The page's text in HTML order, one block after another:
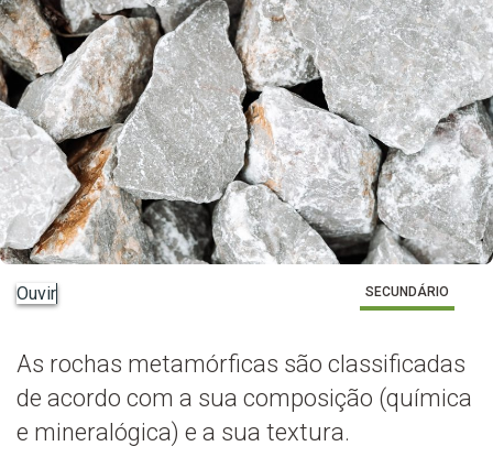
Ouvir SECUNDÁRIO
As rochas metamórficas são classificadas
de acordo com a sua composição (química
e mineralógica) e a sua textura.